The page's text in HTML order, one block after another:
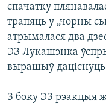
спачатку
трапяць у „чорны
атрымалася два
ЭЗ Лукашэнка
вырашыў
З боку ЭЗ рэакцыя